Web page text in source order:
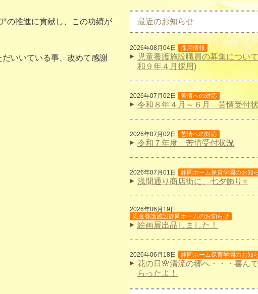
の推進に貢献し、この功績が
いいている事、改めて感謝
最近のお知らせ
2026年08月04日 採用情報
児童養護施設職員の募集につい
和９年４月採用)
2026年07月02日 苦情への対応
令和８年４月～６月 苦情受付
2026年07月02日 苦情への対応
令和７年度 苦情受付状況
2026年07月01日 静岡ホーム保育学園のお知
浅間通り商店街に、七夕飾り⭐
2026年06月19日
児童養護施設静岡ホームのお知らせ
絵画展出品しました！
2026年06月18日 静岡ホーム保育学園のお知
花の日🌸清流の郷へ・・・喜ん
らったよ！